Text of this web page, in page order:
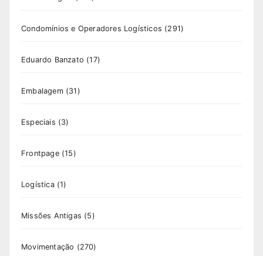
Condomínios e Operadores Logísticos (291)
Eduardo Banzato (17)
Embalagem(31)
Especiais (3)
Frontpage(15)
Logística(1)
Missões Antigas (5)
Movimentação (270)